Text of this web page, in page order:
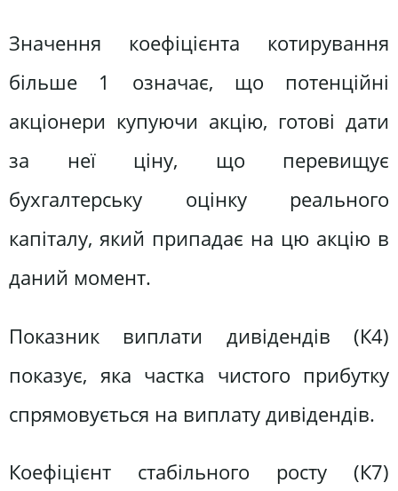
Значення коефіцієнта котирування
більше 1 означає, що потенційні
акціонери купуючи акцію, готові дати
за неї ціну, що перевищує
бухгалтерську оцінку реального
капіталу, який припадає на цю акцію в
даний момент.
Показник виплати дивідендів (К4)
показує, яка частка чистого прибутку
спрямовується на виплату дивідендів.
Коефіцієнт стабільного росту (К7)